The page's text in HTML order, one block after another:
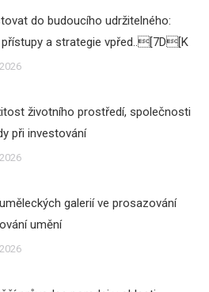
do budoucího udržitelného:
a strategie vpřed..[7D[K
životního prostředí, společnosti
při investování
galerií ve prosazování
umění